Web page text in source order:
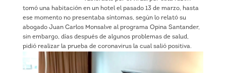
tomó una habitación en un hotel el pasado 13 de marzo, hasta
ese momento no presentaba síntomas, según lo relató su
abogado Juan Carlos Monsalve al programa Opina Santander,
sin embargo, días después de algunos problemas de salud,
pidió realizar la prueba de coronavirus la cual salió positiva.